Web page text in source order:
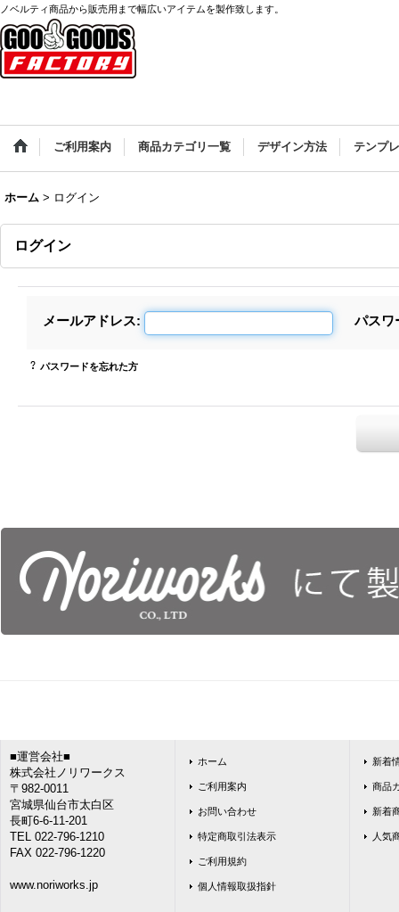
ノベルティ商品から販売用まで幅広いアイテムを製作致します。
ご利用案内 商品カテゴリ一覧 デザイン方法 テンプ
ホーム > ログイン
ログイン
メールアドレス: パスワ
パスワードを忘れた方
■運営会社■
株式会社ノリワークス
〒982-0011
宮城県仙台市太白区
長町6-6-11-201
TEL 022-796-1210
FAX 022-796-1220
www.noriworks.jp
ホーム
ご利用案内
お問い合わせ
特定商取引法表示
ご利用規約
個人情報取扱指針
新着
商品
新着
人気